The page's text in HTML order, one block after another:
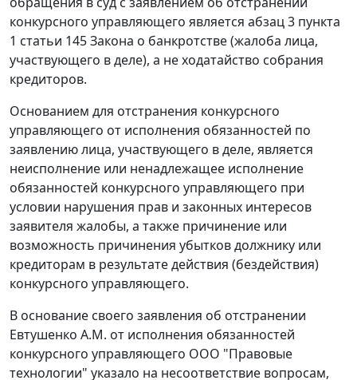
конкурсного управляющего является абзац 3 пункта
1 статьи 145Закона о банкротстве (жалоба лица,
участвующего в деле), а не ходатайство собрания
кредиторов.
Основанием для отстранения конкурсного
управляющего от исполнения обязанностей по
заявлению лица, участвующего в деле, является
неисполнение или ненадлежащее исполнение
обязанностей конкурсного управляющего при
условии нарушения прав и законных интересов
заявителя жалобы, а также причинение или
возможность причинения убытков должнику или
кредиторам в результате действия (бездействия)
конкурсного управляющего.
В основание своего заявления об отстранении
Евтушенко А.М. от исполнения обязанностей
конкурсного управляющего ООО "Правовые
технологии" указало на несоответствие вопросам,